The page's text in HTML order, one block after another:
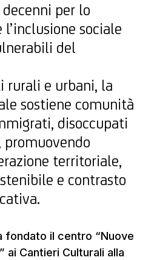
decenni per lo
sociale
del
rurali e urbani, la
sostiene comunità
disoccupati
promuovendo
territoriale,
e contrasto
fondato il centro “Nuove
ai Cantieri Culturali alla